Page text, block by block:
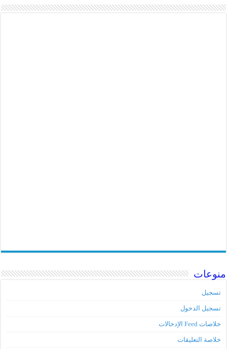
منوعات
تسجيل
تسجيل الدخول
خلاصات Feed الإدخالات
خلاصة التعليقات